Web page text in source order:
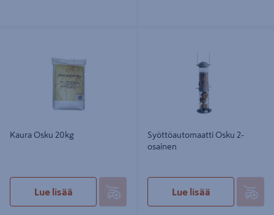
Kaura Osku 20kg
Lue lisää
Syöttöautomaatti Osku 2-
osainen
Lue lisää